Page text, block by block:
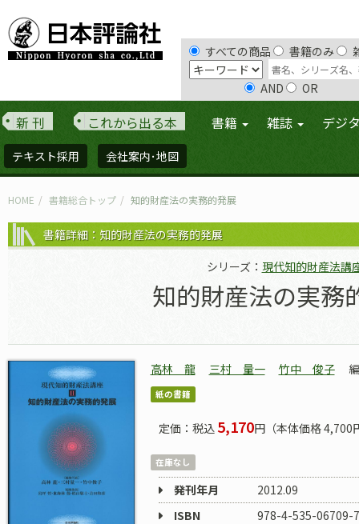
すべての商品 書籍のみ
AND OR
新 刊 これから出る本 書籍 雑誌 デジ
テキスト採用 会社案内･地図
HOME 書籍総合トップ 知的財産法の実務的発展
書籍詳細：知的財産法の実務的発展
シリーズ： 現代知的財産法講
知的財産法の実務
高林 龍 三村 量一 竹中 俊子
紙の書籍
定価：税込 5,170円（本体価格 4,700
在庫なし
発刊年月
2012.09
ISBN
978-4-535-06709-7